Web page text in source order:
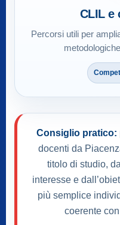
CLIL e
Percorsi utili per
Consiglio pratico:
docenti da
titolo di studio,
interesse e
più semplice
coerente